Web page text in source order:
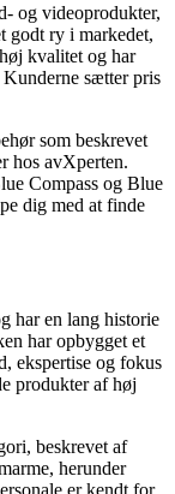
og videoprodukter,
godt ry i markedet,
kvalitet og har
sætter pris
som beskrevet
hos avXperten.
Compass og Blue
dig med at finde
har en lang historie
har opbygget et
ekspertise og fokus
produkter af høj
beskrevet af
herunder
er kendt for